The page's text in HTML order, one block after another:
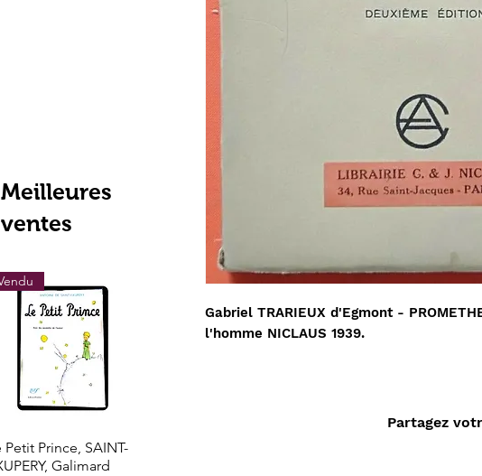
Gabriel TRARIEUX d'Egmont -
l'homme NICLAUS 1939.
Partagez
Meilleures
ventes
Aperçu rapide
Petit Prince, SAINT-
Galimard
Vendu